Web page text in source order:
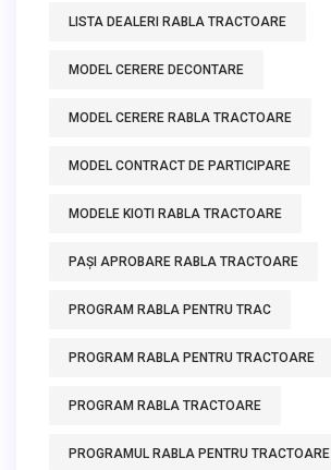
LISTA DEALERI RABLA TRACTOARE
MODEL CERERE DECONTARE
MODEL CERERE RABLA TRACTOARE
MODEL CONTRACT DE PARTICIPARE
MODELE KIOTI RABLA TRACTOARE
PAȘI APROBARE RABLA TRACTOARE
PROGRAM RABLA PENTRU TRAC
PROGRAM RABLA PENTRU TRACTOARE
PROGRAM RABLA TRACTOARE
PROGRAMUL RABLA PENTRU TRACTOARE